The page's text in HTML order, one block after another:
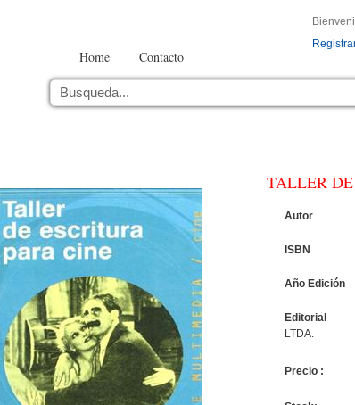
Home Contacto
TALLER
Autor
ISBN
Año Edición
Editorial
LTDA.
Precio :